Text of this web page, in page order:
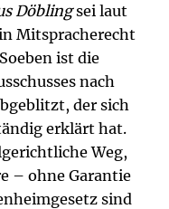
Döblingsei laut
Mitspracherecht
ist die
nach
der sich
erklärt hat.
Weg,
– ohne Garantie
sind